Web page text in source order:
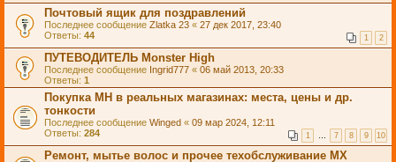
Почтовый ящик для поздравлений
Последнее сообщение Zlatka 23 « 27 дек 2017, 23:40
Ответы: 44 1 2
ПУТЕВОДИТЕЛЬ Monster High
Последнее сообщение Ingrid777 « 06 май 2013, 20:33
Ответы: 1
Покупка MH в реальных магазинах: места, цены и др.
тонкости
Последнее сообщение Winged « 09 мар 2024, 12:11
Ответы: 284 1 … 7 8 9 10
Ремонт, мытье волос и прочее техобслуживание МХ